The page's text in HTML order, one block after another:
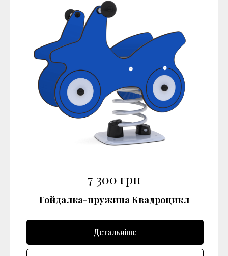
7 300 грн
Гойдалка-пружина Квадроцикл
Детальніше